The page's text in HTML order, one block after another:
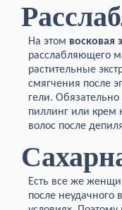
На этом восковая
расслабляющего
растительные
смягчения после
гели.
пиллинг или крем
волос после
Есть все же
после